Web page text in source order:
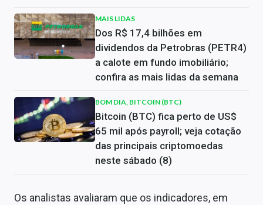
MAIS LIDAS
Dos R$ 17,4 bilhões em
dividendos da Petrobras (PETR4)
a calote em fundo imobiliário;
confira as mais lidas da semana
BOM DIA, BITCOIN (BTC)
Bitcoin (BTC) fica perto de US$
65 mil após payroll; veja cotação
das principais criptomoedas
neste sábado (8)
Os analistas avaliaram que os indicadores, em